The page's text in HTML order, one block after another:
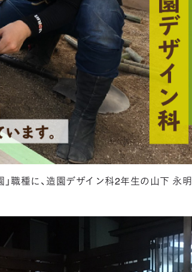
職種に、造園デザイン科2年生の山下 永